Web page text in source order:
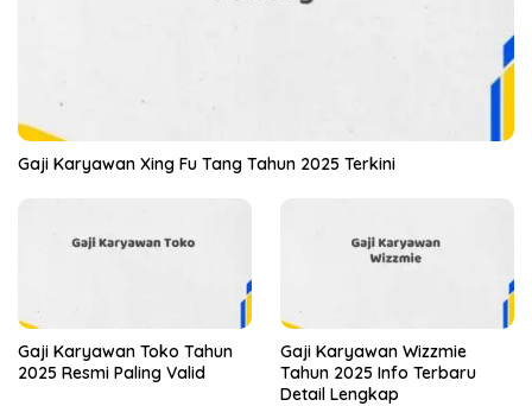
Gaji Karyawan Xing Fu Tang Tahun 2025 Terkini
Gaji Karyawan Toko Tahun
2025 Resmi Paling Valid
Gaji Karyawan Wizzmie
Tahun 2025 Info Terbaru
Detail Lengkap